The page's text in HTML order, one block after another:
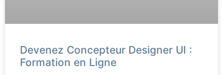
Devenez Concepteur Designer UI :
Formation en Ligne